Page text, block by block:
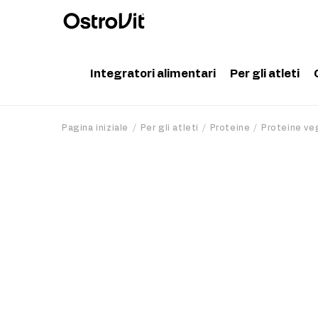
Integratori alimentari Per gli atleti
Pagina iniziale Per gli atleti Proteine Proteine